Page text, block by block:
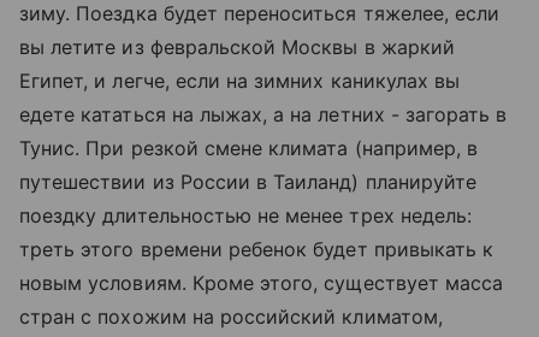
зиму. Поездка будет переноситься тяжелее, если
вы летите из февральской Москвы в жаркий
Египет, и легче, если на зимних каникулах вы
едете кататься на лыжах, а на летних - загорать в
Тунис. При резкой смене климата (например, в
путешествии из России в Таиланд) планируйте
поездку длительностью не менее трех недель:
треть этого времени ребенок будет привыкать к
новым условиям. Кроме этого, существует масса
стран с похожим на российский климатом,